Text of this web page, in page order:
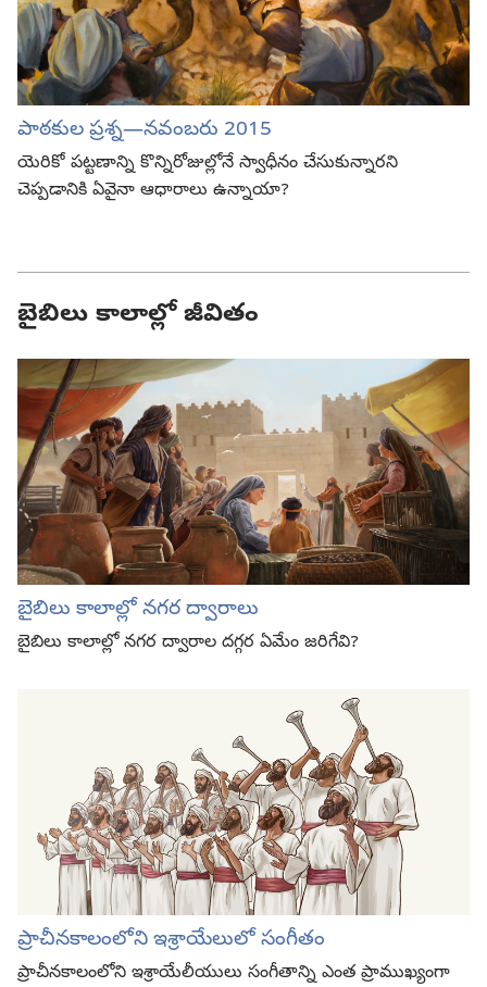
పాఠకుల ప్రశ్న—నవంబరు 2015
యెరికో పట్టణాన్ని కొన్నిరోజుల్లోనే స్వాధీనం చేసుకున్నారని
చెప్పడానికి ఏవైనా ఆధారాలు ఉన్నాయా?
బైబిలు కాలాల్లో జీవితం
బైబిలు కాలాల్లో నగర ద్వారాలు
బైబిలు కాలాల్లో నగర ద్వారాల దగ్గర ఏమేం జరిగేవి?
ప్రాచీనకాలంలోని ఇశ్రాయేలులో సంగీతం
ప్రాచీనకాలంలోని ఇశ్రాయేలీయులు సంగీతాన్ని ఎంత ప్రాముఖ్యంగా